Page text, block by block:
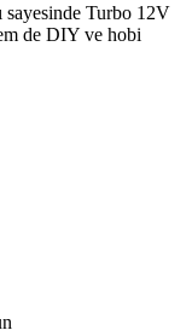
sayesinde Turbo 12V
de DIY ve hobi